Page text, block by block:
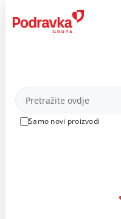
content
Proizvodi
Samo novi proizvodi